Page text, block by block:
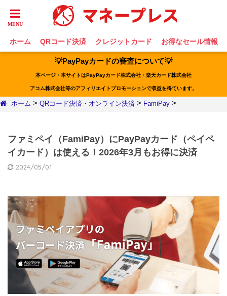
ホーム QRコード決済 クレジットカード お得なセール情報
💡PayPayカードの審査について💡
本ページ・本サイトはPayPayカード株式会社・楽天カード株式会社
アコム株式会社等のアフィリエイトプロモーションで収益を得ています。
ホーム > QRコード決済・オンライン決済 > FamiPay >
ファミペイ（FamiPay）にPayPayカード（ペイペ
イカード）は使える！2026年3月もお得に決済
2024/05/01